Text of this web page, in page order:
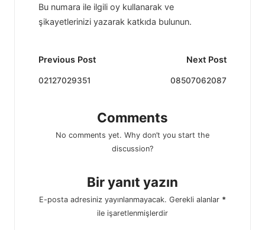
Bu numara ile ilgili oy kullanarak ve
şikayetlerinizi yazarak katkıda bulunun.
Post
navigation
Previous Post
02127029351
Next Post
08507062087
Comments
No comments yet. Why don’t you start the
discussion?
Bir yanıt yazın
E-posta adresiniz yayınlanmayacak. Gerekli alanlar *
ile işaretlenmişlerdir